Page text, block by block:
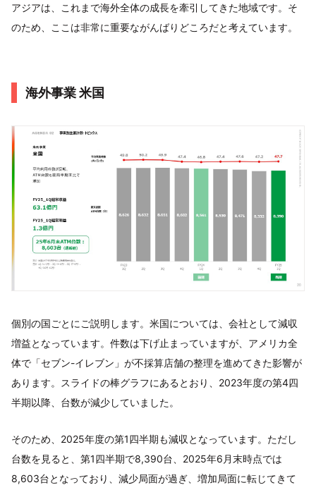
アジアは、これまで海外全体の成長を牽引してきた地域です。そ
のため、ここは非常に重要ながんばりどころだと考えています。
海外事業 米国
個別の国ごとにご説明します。米国については、会社として減収
増益となっています。件数は下げ止まっていますが、アメリカ全
体で「セブン-イレブン」が不採算店舗の整理を進めてきた影響が
あります。スライドの棒グラフにあるとおり、2023年度の第4四
半期以降、台数が減少していました。
そのため、2025年度の第1四半期も減収となっています。ただし
台数を見ると、第1四半期で8,390台、2025年6月末時点では
8,603台となっており、減少局面が過ぎ、増加局面に転じてきて